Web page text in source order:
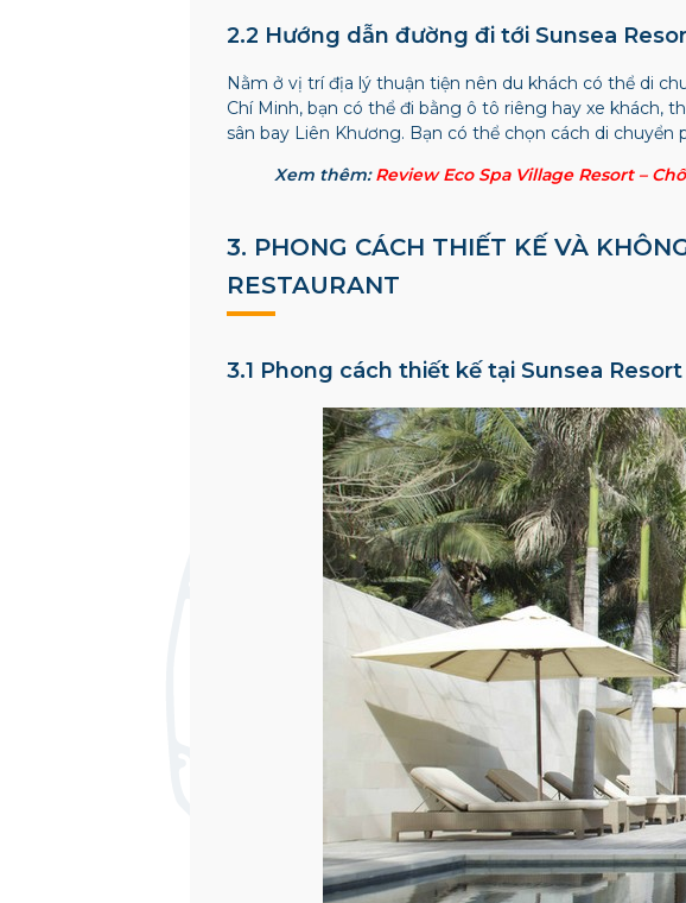
2.2 Hướng dẫn đường đi tới Sunsea
Nằm ở vị trí địa lý thuận tiện nên du khách có thể di
Chí Minh, bạn có thể đi bằng ô tô riêng hay xe khách,
sân bay Liên Khương. Bạn có thể chọn cách di
Xem thêm:Review Eco Spa Village Resort –
3. PHONG CÁCH THIẾT KẾ VÀ
RESTAURANT
3.1 Phong cách thiết kế tại Sunsea Resort